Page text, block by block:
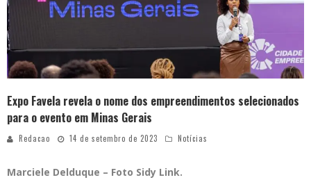
Expo Favela revela o nome dos empreendimentos selecionados
para o evento em Minas Gerais
Redacao 14 de setembro de 2023 Notícias
Marciele Delduque – Foto Sidy Link.